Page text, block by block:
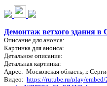
Демонтаж ветхого здания в
Описание для анонса:
Картинка для анонса:
Детальное описание:
Детальная картинка:
Адрес: Московская область, г.
Видео: https://rutube.ru/play/